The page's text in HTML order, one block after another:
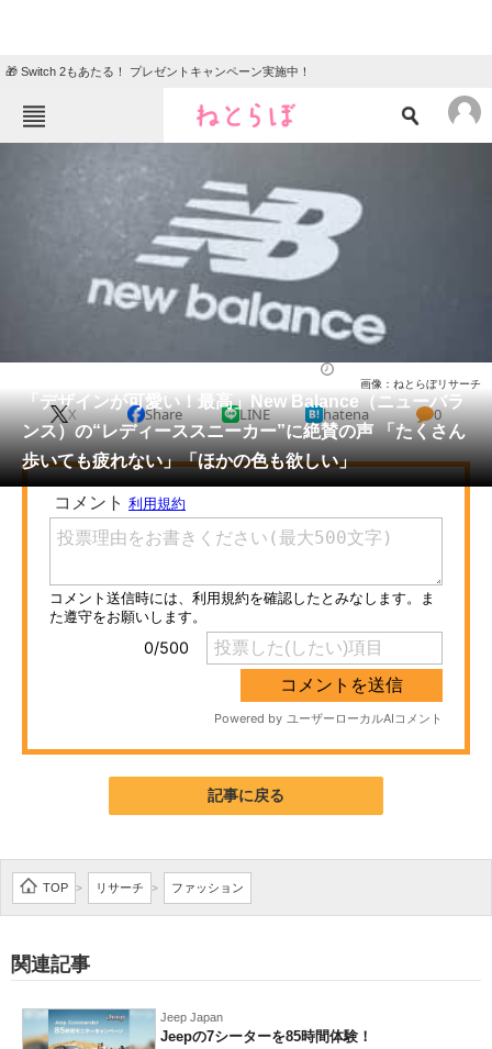
🎁 Switch 2もあたる！ プレゼントキャンペーン実施中！
クイズ
教育・育児
会員記事
メディア
注目記事を集めた総合ページ
ITの今と未来を見通す
スマホと通信の最新トレンド
進化するPCとデバイスの未来
AI活用のいまが分かる
経営リーダーのコミュニティ
マーケ×ITの今がよく分かる
ITエンジニア向け専門サイト
企業向けIT製品の総合サイト
「デザインが可愛い！最高」New Balance（ニューバラ
ンス）の“レディーススニーカー”に絶賛の声 「たくさん
歩いても疲れない」「ほかの色も欲しい」
画像：ねとらぼリサーチ
X Share LINE hatena 0
記事に戻る
TOP > リサーチ > ファッション
関連記事
Jeep Japan
Jeepの7シーターを85時間体験！